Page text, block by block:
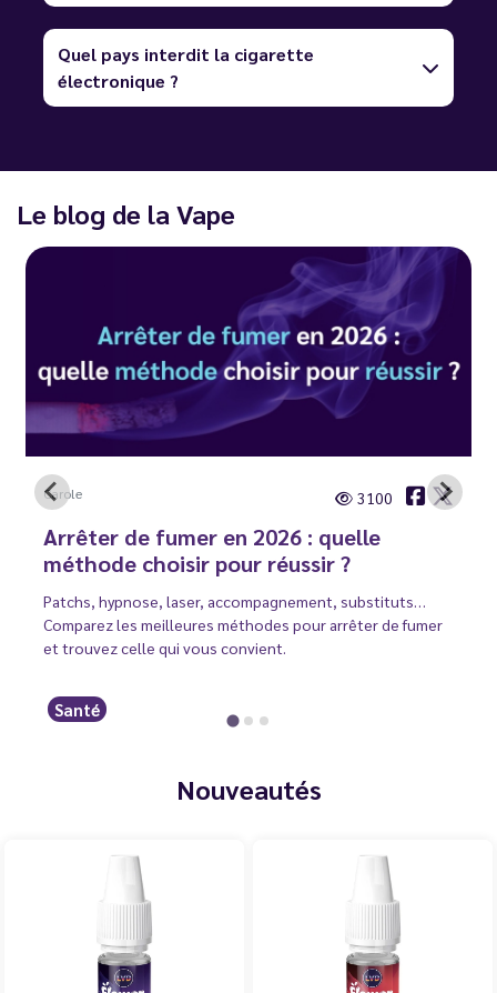
Quel pays interdit la cigarette
électronique ?
Le blog de la Vape
Carole 3100
Arrêter de fumer en 2026 : quelle
méthode choisir pour réussir ?
Patchs, hypnose, laser, accompagnement, substituts…
Comparez les meilleures méthodes pour arrêter de fumer
et trouvez celle qui vous convient.
Santé
Nouveautés